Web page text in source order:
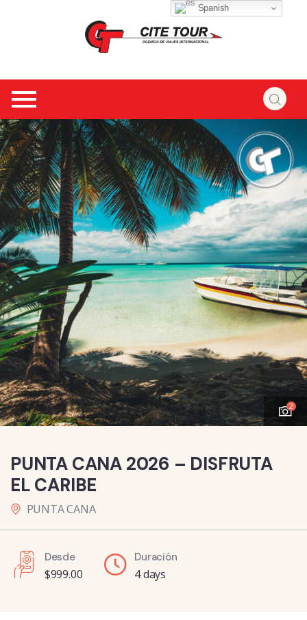
2
PUNTA CANA 2026 – DISFRUTA
EL CARIBE
PUNTA CANA
Desde
$999.00
Duración
4 days
Spanish